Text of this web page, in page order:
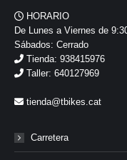
HORARIO
De Lunes a Viernes de
Sábados: Cerrado
Tienda: 938415976
Taller: 640127969
tienda@tbikes.cat
Carretera